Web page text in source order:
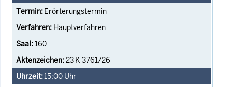
Erörterungstermin
Hauptverfahren
160
23 K 3761/26
15:00 Uhr